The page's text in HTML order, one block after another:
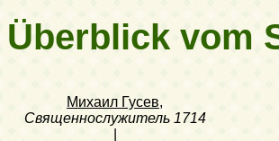
Überblick vom
Михаил Гусев,
Священнослужитель 1714